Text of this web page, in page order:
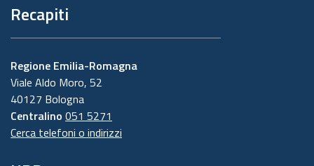
Recapiti
Regione Emilia-Romagna
Viale Aldo Moro, 52
40127 Bologna
Centralino 051 5271
Cerca telefoni o indirizzi